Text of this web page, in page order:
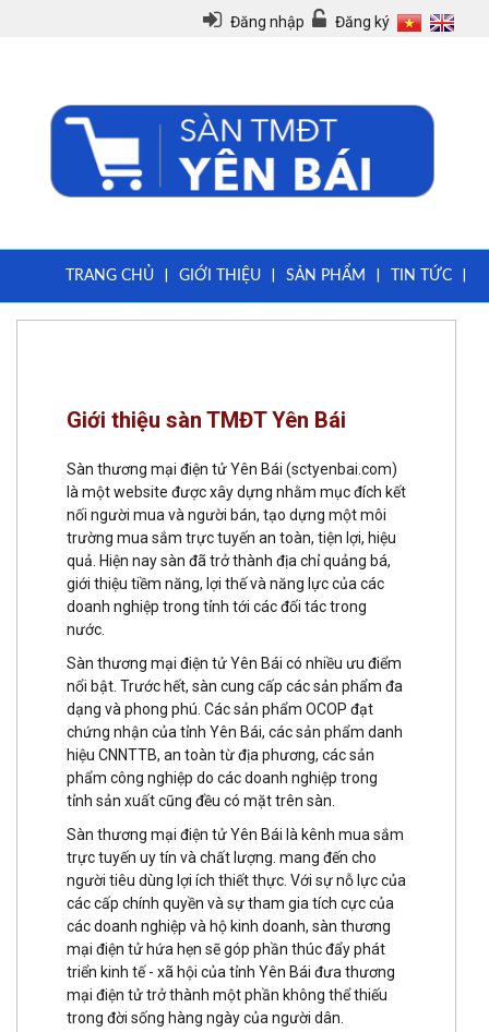
Đăng nhập Đăng ký
TRANG CHỦ GIỚI THIỆU SẢN PHẨM TIN TỨC
| |
Giới thiệu sàn TMĐT Yên Bái
Sàn thương mại điện tử Yên Bái (sctyenbai.com)
là một website được xây dựng nhằm mục đích kết
nối người mua và người bán, tạo dựng một môi
trường mua sắm trực tuyến an toàn, tiện lợi, hiệu
quả. Hiện nay sàn đã trở thành địa chỉ quảng bá,
giới thiệu tiềm năng, lợi thế và năng lực của các
doanh nghiệp trong tỉnh tới các đối tác trong
nước.
Sàn thương mại điện tử Yên Bái có nhiều ưu điểm
nổi bật. Trước hết, sàn cung cấp các sản phẩm đa
dạng và phong phú. Các sản phẩm OCOP đạt
chứng nhận của tỉnh Yên Bái, các sản phẩm danh
hiệu CNNTTB, an toàn từ địa phương, các sản
phẩm công nghiệp do các doanh nghiệp trong
tỉnh sản xuất cũng đều có mặt trên sàn.
Sàn thương mại điện tử Yên Bái là kênh mua sắm
trực tuyến uy tín và chất lượng. mang đến cho
người tiêu dùng lợi ích thiết thực. Với sự nỗ lực của
các cấp chính quyền và sự tham gia tích cực của
các doanh nghiệp và hộ kinh doanh, sàn thương
mại điện tử hứa hẹn sẽ góp phần thúc đẩy phát
triển kinh tế - xã hội của tỉnh Yên Bái đưa thương
mại điện tử trở thành một phần không thể thiếu
trong đời sống hàng ngày của người dân.